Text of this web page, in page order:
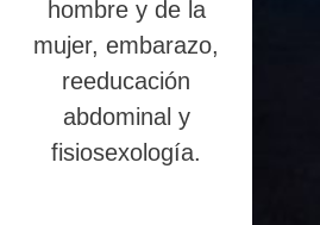
hombre y de la
mujer, embarazo,
reeducación
abdominal y
fisiosexología.